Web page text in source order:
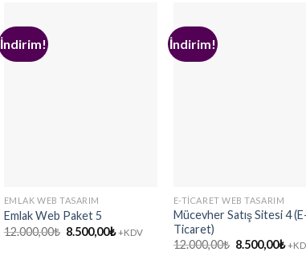
İndirim!
EMLAK WEB TASARIM
Emlak Web Paket 5
12.000,00₺ Orijinal
8.500,00₺Şu
+KDV
İndirim!
E-TICARET WEB TASARIM
Mücevher Satış Sitesi 4
Ticaret)
12.000,00₺ Orijinal
8.500,00₺Şu